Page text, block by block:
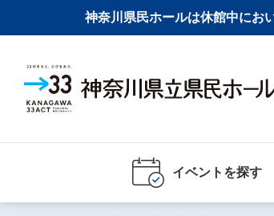
神奈川県民ホールは休館中にお
イベントを探す